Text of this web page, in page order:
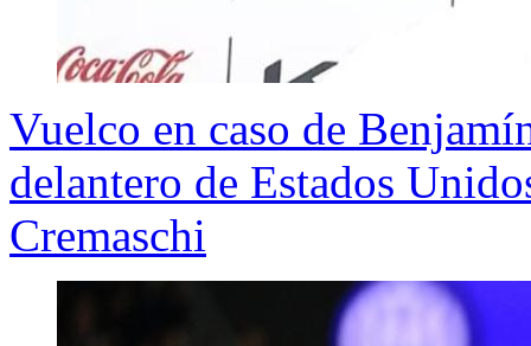
Vuelco en caso de
delantero de Estados
Cremaschi